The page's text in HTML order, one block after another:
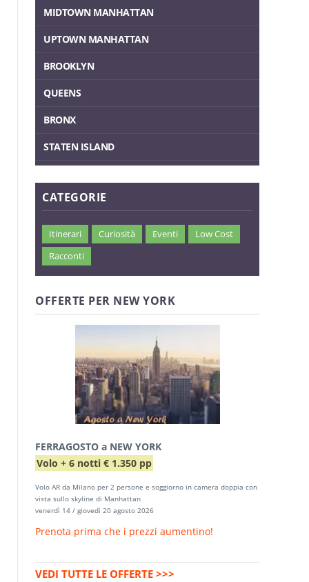
MIDTOWN MANHATTAN
UPTOWN MANHATTAN
BROOKLYN
QUEENS
BRONX
STATEN ISLAND
CATEGORIE
Itinerari Curiosità Eventi
Low Cost
Racconti
OFFERTE PER NEW YORK
FERRAGOSTO a NEW YORK
Volo + 6 notti € 1.350 pp
Volo AR da Milano per 2 persone e soggiorno in camera doppia con
vista sullo skyline di Manhattan
venerdì 14 / giovedì 20 agosto 2026
Prenota prima che i prezzi aumentino!
VEDI TUTTE LE OFFERTE >>>